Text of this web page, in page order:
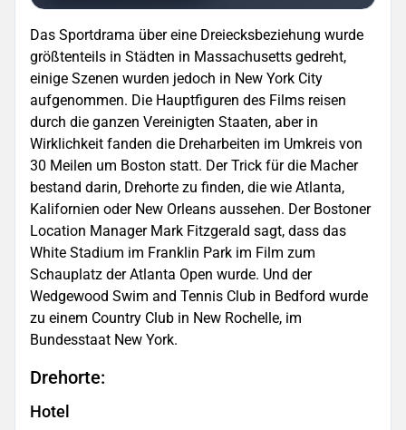
Das Sportdrama über eine Dreiecksbeziehung wurde
größtenteils in Städten in Massachusetts gedreht,
einige Szenen wurden jedoch in New York City
aufgenommen. Die Hauptfiguren des Films reisen
durch die ganzen Vereinigten Staaten, aber in
Wirklichkeit fanden die Dreharbeiten im Umkreis von
30 Meilen um Boston statt. Der Trick für die Macher
bestand darin, Drehorte zu finden, die wie Atlanta,
Kalifornien oder New Orleans aussehen. Der Bostoner
Location Manager Mark Fitzgerald sagt, dass das
White Stadium im Franklin Park im Film zum
Schauplatz der Atlanta Open wurde. Und der
Wedgewood Swim and Tennis Club in Bedford wurde
zu einem Country Club in New Rochelle, im
Bundesstaat New York.
Drehorte:
Hotel